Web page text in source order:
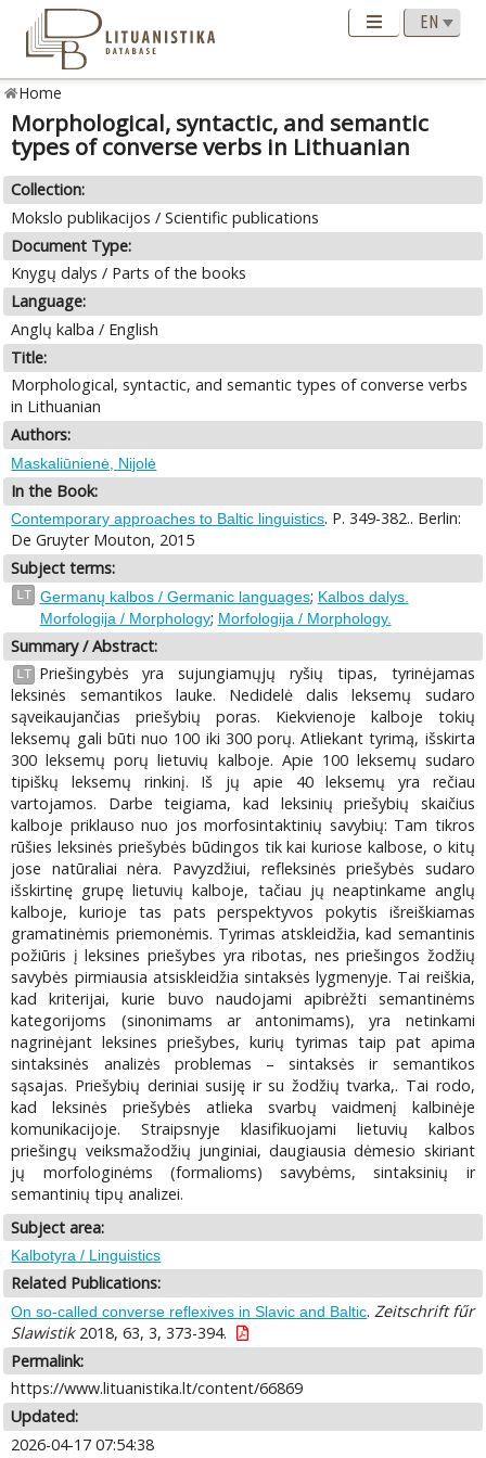
Home
Morphological, syntactic, and semantic
types of converse verbs in Lithuanian
Collection:
Mokslo publikacijos / Scientific publications
Document Type:
Knygų dalys / Parts of the books
Language:
Anglų kalba / English
Title:
Morphological, syntactic, and semantic types of converse verbs
in Lithuanian
Authors:
Maskaliūnienė, Nijolė
In the Book:
Contemporary approaches to Baltic linguistics. P. 349-382.. Berlin:
De Gruyter Mouton, 2015
Subject terms:
LT Germanų kalbos / Germanic languages; Kalbos dalys.
Morfologija / Morphology; Morfologija / Morphology.
Summary / Abstract:
LT
Priešingybės yra sujungiamųjų ryšių tipas, tyrinėjamas
leksinės semantikos lauke. Nedidelė dalis leksemų sudaro
sąveikaujančias priešybių poras. Kiekvienoje kalboje tokių
leksemų gali būti nuo 100 iki 300 porų. Atliekant tyrimą, išskirta
300 leksemų porų lietuvių kalboje. Apie 100 leksemų sudaro
tipiškų leksemų rinkinį. Iš jų apie 40 leksemų yra rečiau
vartojamos. Darbe teigiama, kad leksinių priešybių skaičius
kalboje priklauso nuo jos morfosintaktinių savybių: Tam tikros
rūšies leksinės priešybės būdingos tik kai kuriose kalbose, o kitų
jose natūraliai nėra. Pavyzdžiui, refleksinės priešybės sudaro
išskirtinę grupę lietuvių kalboje, tačiau jų neaptinkame anglų
kalboje, kurioje tas pats perspektyvos pokytis išreiškiamas
gramatinėmis priemonėmis. Tyrimas atskleidžia, kad semantinis
požiūris į leksines priešybes yra ribotas, nes priešingos žodžių
savybės pirmiausia atsiskleidžia sintaksės lygmenyje. Tai reiškia,
kad kriterijai, kurie buvo naudojami apibrėžti semantinėms
kategorijoms (sinonimams ar antonimams), yra netinkami
nagrinėjant leksines priešybes, kurių tyrimas taip pat apima
sintaksinės analizės problemas – sintaksės ir semantikos
sąsajas. Priešybių deriniai susiję ir su žodžių tvarka,. Tai rodo,
kad leksinės priešybės atlieka svarbų vaidmenį kalbinėje
komunikacijoje. Straipsnyje klasifikuojami lietuvių kalbos
priešingų veiksmažodžių junginiai, daugiausia dėmesio skiriant
jų morfologinėms (formalioms) savybėms, sintaksinių ir
semantinių tipų analizei.
Subject area:
Kalbotyra / Linguistics
Related Publications:
On so-called converse reflexives in Slavic and Baltic. Zeitschrift fűr
Slawistik2018, 63, 3, 373-394.
Permalink:
https://www.lituanistika.lt/content/66869
Updated:
2026-04-17 07:54:38